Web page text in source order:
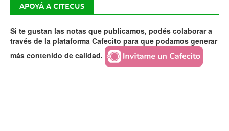
APOYÁ A CITECUS
Si te gustan las notas que publicamos, podés colaborar a
través de la plataforma Cafecito para que podamos generar
más contenido de calidad.